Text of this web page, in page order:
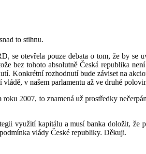
to stihnu.
se otevřela pouze debata o tom, že by
bez tohoto absolutně Česká republika
Konkrétní rozhodnutí bude záviset na
v našem parlamentu až ve druhé
2007, to znamená už prostředky
využití kapitálu a musí banka doložit,
vlády České republiky. Děkuji.